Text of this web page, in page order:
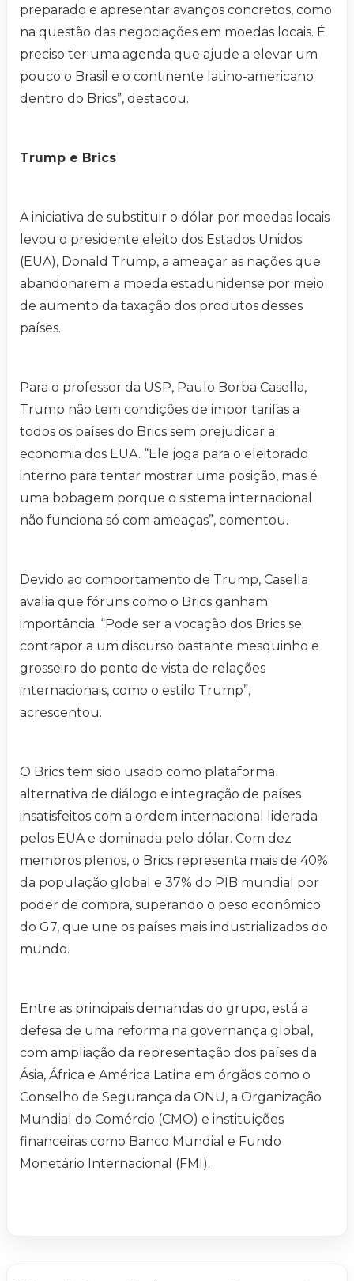
preparado e apresentar avanços concretos, como
na questão das negociações em moedas locais. É
preciso ter uma agenda que ajude a elevar um
pouco o Brasil e o continente latino-americano
dentro do Brics”, destacou.
Trump e Brics
A iniciativa de substituir o dólar por moedas locais
levou o presidente eleito dos Estados Unidos
(EUA), Donald Trump, a ameaçar as nações que
abandonarem a moeda estadunidense por meio
de aumento da taxação dos produtos desses
países.
Para o professor da USP, Paulo Borba Casella,
Trump não tem condições de impor tarifas a
todos os países do Brics sem prejudicar a
economia dos EUA. “Ele joga para o eleitorado
interno para tentar mostrar uma posição, mas é
uma bobagem porque o sistema internacional
não funciona só com ameaças”, comentou.
Devido ao comportamento de Trump, Casella
avalia que fóruns como o Brics ganham
importância. “Pode ser a vocação dos Brics se
contrapor a um discurso bastante mesquinho e
grosseiro do ponto de vista de relações
internacionais, como o estilo Trump”,
acrescentou.
O Brics tem sido usado como plataforma
alternativa de diálogo e integração de países
insatisfeitos com a ordem internacional liderada
pelos EUA e dominada pelo dólar. Com dez
membros plenos, o Brics representa mais de 40%
da população global e 37% do PIB mundial por
poder de compra, superando o peso econômico
do G7, que une os países mais industrializados do
mundo.
Entre as principais demandas do grupo, está a
defesa de uma reforma na governança global,
com ampliação da representação dos países da
Ásia, África e América Latina em órgãos como o
Conselho de Segurança da ONU, a Organização
Mundial do Comércio (CMO) e instituições
financeiras como Banco Mundial e Fundo
Monetário Internacional (FMI).